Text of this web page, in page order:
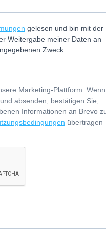
gelesen und bin mit der
Weitergabe meiner Daten an
Zweck
Marketing-Plattform. Wenn
absenden, bestätigen Sie,
Informationen an Brevo
übertragen